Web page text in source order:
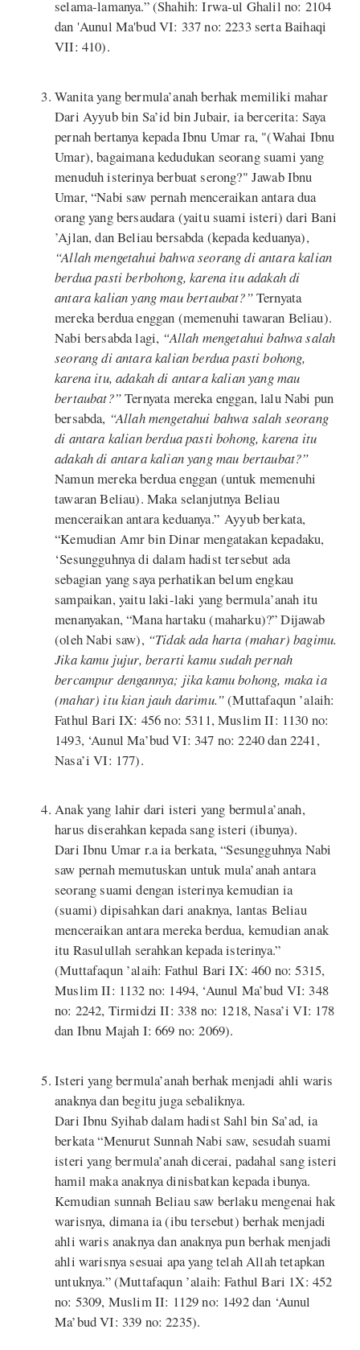
selama-lamanya.” (Shahih: Irwa-ul Ghalil no: 2104
dan 'Aunul Ma'bud VI: 337 no: 2233 serta Baihaqi
VII: 410).
Wanita yang bermula’anah berhak memiliki mahar
Dari Ayyub bin Sa’id bin Jubair, ia bercerita: Saya
pernah bertanya kepada Ibnu Umar ra, "(Wahai Ibnu
Umar), bagaimana kedudukan seorang suami yang
menuduh isterinya berbuat serong?" Jawab Ibnu
Umar, “Nabi saw pernah menceraikan antara dua
orang yang bersaudara (yaitu suami isteri) dari Bani
’Ajlan, dan Beliau bersabda (kepada keduanya),
“Allah mengetahui bahwa seorang di antara kalian
berdua pasti berbohong, karena itu adakah di
antara kalian yang mau bertaubat?”Ternyata
mereka berdua enggan (memenuhi tawaran Beliau).
Nabi bersabda lagi, “Allah mengetahui bahwa salah
seorang di antara kalian berdua pasti bohong,
karena itu, adakah di antara kalian yang mau
bertaubat?”Ternyata mereka enggan, lalu Nabi pun
bersabda, “Allah mengetahui bahwa salah seorang
di antara kalian berdua pasti bohong, karena itu
adakah di antara kalian yang mau bertaubat?”
Namun mereka berdua enggan (untuk memenuhi
tawaran Beliau). Maka selanjutnya Beliau
menceraikan antara keduanya.” Ayyub berkata,
“Kemudian Amr bin Dinar mengatakan kepadaku,
‘Sesungguhnya di dalam hadist tersebut ada
sebagian yang saya perhatikan belum engkau
sampaikan, yaitu laki-laki yang bermula’anah itu
menanyakan, “Mana hartaku (maharku)?” Dijawab
(oleh Nabi saw), “Tidak ada harta (mahar) bagimu.
Jika kamu jujur, berarti kamu sudah pernah
bercampur dengannya; jika kamu bohong, maka ia
(mahar) itu kian jauh darimu.”(Muttafaqun ’alaih:
Fathul Bari IX: 456 no: 5311, Muslim II: 1130 no:
1493, ‘Aunul Ma’bud VI: 347 no: 2240 dan 2241,
Nasa’i VI: 177).
Anak yang lahir dari isteri yang bermula’anah,
harus diserahkan kepada sang isteri (ibunya).
Dari Ibnu Umar r.a ia berkata, “Sesungguhnya Nabi
saw pernah memutuskan untuk mula’anah antara
seorang suami dengan isterinya kemudian ia
(suami) dipisahkan dari anaknya, lantas Beliau
menceraikan antara mereka berdua, kemudian anak
itu Rasulullah serahkan kepada isterinya.”
(Muttafaqun ’alaih: Fathul Bari IX: 460 no: 5315,
Muslim II: 1132 no: 1494, ‘Aunul Ma’bud VI: 348
no: 2242, Tirmidzi II: 338 no: 1218, Nasa’i VI: 178
dan Ibnu Majah I: 669 no: 2069).
Isteri yang bermula’anah berhak menjadi ahli waris
anaknya dan begitu juga sebaliknya.
Dari Ibnu Syihab dalam hadist Sahl bin Sa’ad, ia
berkata “Menurut Sunnah Nabi saw, sesudah suami
isteri yang bermula’anah dicerai, padahal sang isteri
hamil maka anaknya dinisbatkan kepada ibunya.
Kemudian sunnah Beliau saw berlaku mengenai hak
warisnya, dimana ia (ibu tersebut) berhak menjadi
ahli waris anaknya dan anaknya pun berhak menjadi
ahli warisnya sesuai apa yang telah Allah tetapkan
untuknya.” (Muttafaqun ’alaih: Fathul Bari 1X: 452
no: 5309, Muslim II: 1129 no: 1492 dan ‘Aunul
Ma’bud VI: 339 no: 2235).